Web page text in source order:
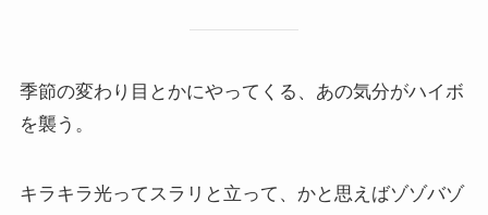
季節の変わり目とかにやってくる、あの気分がハイボ
を襲う。
キラキラ光ってスラリと立って、かと思えばゾゾバゾ